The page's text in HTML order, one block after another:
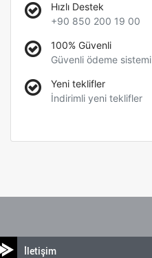
Hızlı Destek
+90 850 200 19 00
100% Güvenli
Güvenli ödeme sistemi
Yeni teklifler
İndirimli yeni teklifler
İletişim